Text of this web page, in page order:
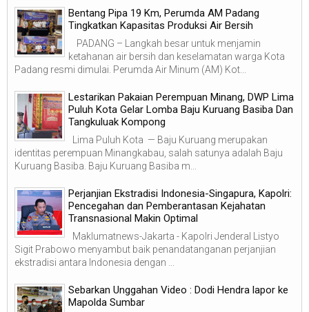
‎Bentang Pipa 19 Km, Perumda AM Padang
Tingkatkan Kapasitas Produksi Air Bersih
‎ ‎ PADANG – Langkah besar untuk menjamin
ketahanan air bersih dan keselamatan warga Kota
Padang resmi dimulai. Perumda Air Minum (AM) Kot...
Lestarikan Pakaian Perempuan Minang, DWP Lima
Puluh Kota Gelar Lomba Baju Kuruang Basiba Dan
Tangkuluak Kompong
Lima Puluh Kota — Baju Kuruang merupakan
identitas perempuan Minangkabau, salah satunya adalah Baju
Kuruang Basiba. Baju Kuruang Basiba m...
Perjanjian Ekstradisi Indonesia-Singapura, Kapolri:
Pencegahan dan Pemberantasan Kejahatan
Transnasional Makin Optimal
Maklumatnews-Jakarta - Kapolri Jenderal Listyo
Sigit Prabowo menyambut baik penandatanganan perjanjian
ekstradisi antara Indonesia dengan ...
Sebarkan Unggahan Video : Dodi Hendra lapor ke
Mapolda Sumbar